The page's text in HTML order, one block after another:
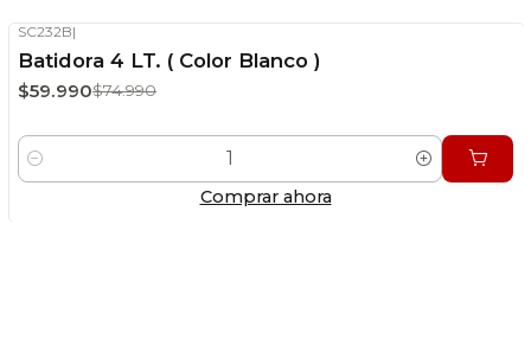
OFF
Stock disponible
SC232B|
Batidora 4 LT. ( Color Blanco )
$59.990$74.990
Cantidad
Comprar ahora